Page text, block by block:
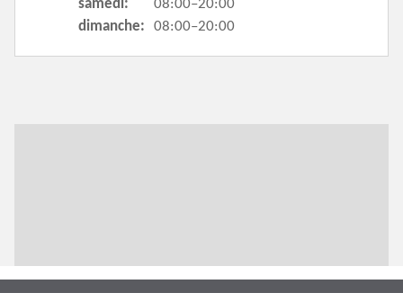
samedi:
08:00–20:00
dimanche:
08:00–20:00